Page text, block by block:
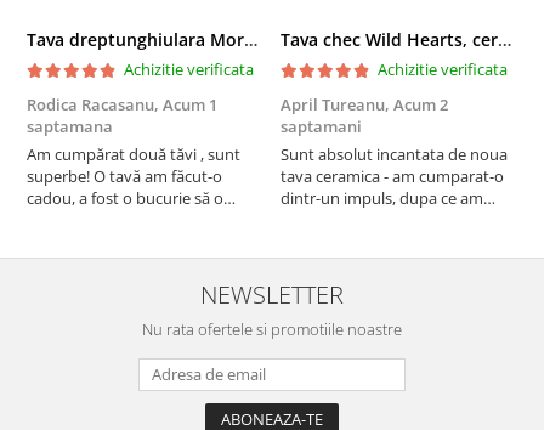
Tava dreptunghiulara Morning Sunrise, ceramica smaltuita, pictata manual, 27,0 X 32, 5 cm
Achizitie verificata
Rodica Racasanu, Acum 1
saptamana
Am cumpărat două tăvi , sunt
superbe! O tavă am făcut-o
cadou, a fost o bucurie să o
este o plăcere să o folosim, are
Tava chec Wild Hearts, ceramica smaltuita, pictata manual, 31,0 X 12,0 cm
Achizitie verificata
April Tureanu, Acum 2
saptamani
Sunt absolut incantata de noua
tava ceramica - am cumparat-o
dintr-un impuls, dupa ce am
pete de rugina dupa spalare.
Aceasta ma va scapa de aceasta
neplacere, in plus este tare
frumoasa, o ...
NEWSLETTER
Nu rata ofertele si promotiile noastre